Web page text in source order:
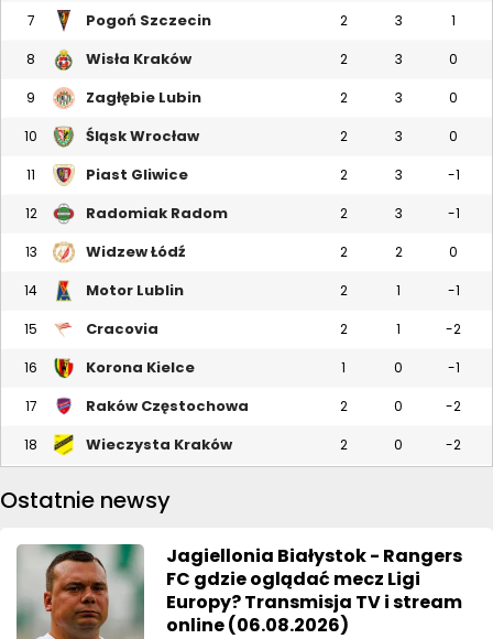
7 Pogoń Szczecin 2 3 1
8 Wisła Kraków 2 3 0
9 Zagłębie Lubin 2 3 0
10 Śląsk Wrocław 2 3 0
11 Piast Gliwice 2 3 -1
12 Radomiak Radom 2 3 -1
13 Widzew Łódź 2 2 0
14 Motor Lublin 2 1 -1
15 Cracovia 2 1 -2
16 Korona Kielce 1 0 -1
17 Raków Częstochowa 2 0 -2
18 Wieczysta Kraków 2 0 -2
Ostatnie newsy
Jagiellonia Białystok - Rangers
FC gdzie oglądać mecz Ligi
Europy? Transmisja TV i stream
online (06.08.2026)